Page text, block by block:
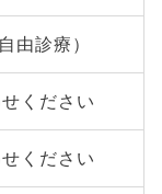
由診療）
ください
ください